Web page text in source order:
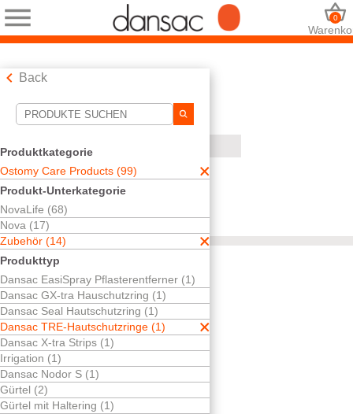
0
Back
Produktkategorie
Ostomy Care Products (99)
Produkt-Unterkategorie
NovaLife (68)
Nova (17)
Zubehör (14)
Produkttyp
Dansac EasiSpray Pflasterentferner (1)
Dansac GX-tra Hauschutzring (1)
Dansac Seal Hautschutzring (1)
Dansac TRE-Hautschutzringe (1)
Dansac X-tra Strips (1)
Irrigation (1)
Dansac Nodor S (1)
Gürtel (2)
Gürtel mit Haltering (1)
Suchwerkzeuge
Ihre Auswahl:
Ostomy Care Products
Zubehör
Dansac TRE-Hautschutzringe
Ihre Auswahl hat1Ergebnisse ergeben
Sortieren nach:
Kostenlos testen
Dansac
TRE™-
Hautschutzringe
Dreifacher
Schutz der Haut.